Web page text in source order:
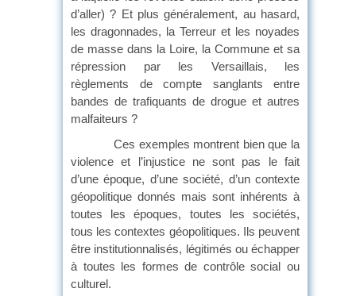
d’aller) ? Et plus généralement, au hasard,
les dragonnades, la Terreur et les noyades
de masse dans la Loire, la Commune et sa
répression par les Versaillais, les
règlements de compte sanglants entre
bandes de trafiquants de drogue et autres
malfaiteurs ?
Ces exemples montrent bien que la
violence et l’injustice ne sont pas le fait
d’une époque, d’une société, d’un contexte
géopolitique donnés mais sont inhérents à
toutes les époques, toutes les sociétés,
tous les contextes géopolitiques. Ils peuvent
être institutionnalisés, légitimés ou échapper
à toutes les formes de contrôle social ou
culturel.